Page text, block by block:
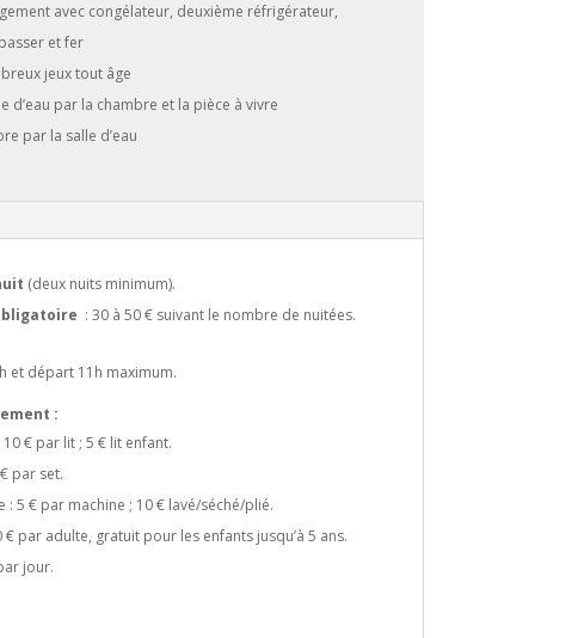
avec congélateur, deuxième réfrigérateur,
et fer
jeux tout âge
d’eau par la chambre et la pièce à vivre
par la salle d’eau
(deux nuits minimum).
: 30 à 50 € suivant le nombre de nuitées.
et départ 11h maximum.
:
10 € par lit ; 5 € lit enfant.
par set.
: 5 € par machine ; 10 € lavé/séché/plié.
€ par adulte, gratuit pour les enfants jusqu’à 5 ans.
jour.